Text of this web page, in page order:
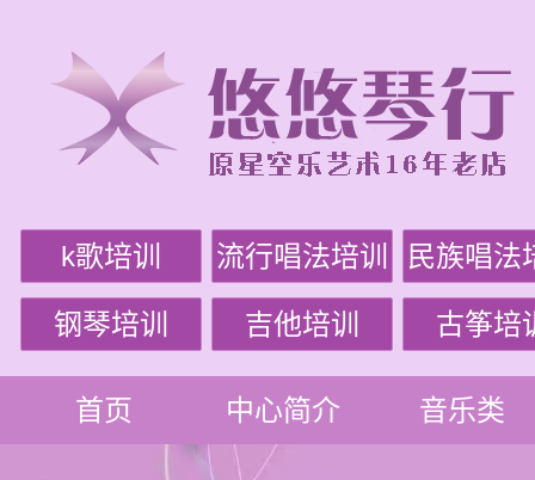
k歌培训 流行唱法培训 民族唱法
钢琴培训 吉他培训 古筝培
首页 中心简介 音乐类